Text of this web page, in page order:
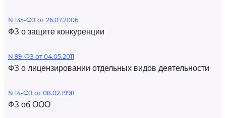
N 135-ФЗ от 26.07.2006
ФЗ о защите конкуренции
N 99-ФЗ от 04.05.2011
ФЗ о лицензировании отдельных видов деятельности
N 14-ФЗ от 08.02.1998
ФЗ об ООО